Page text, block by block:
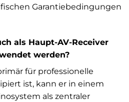
Garantiebedingungen
als Haupt-AV-Receiver
werden?
für professionelle
ist, kann er in einem
als zentraler